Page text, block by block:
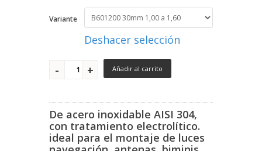
Variante
Deshacer selección
Añadir al carrito
De acero inoxidable AISI 304,
con tratamiento electrolítico.
ideal para el montaje de luces